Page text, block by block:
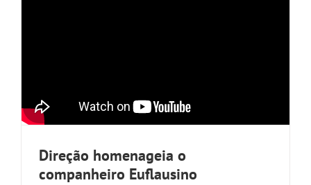
Direção homenageia o
companheiro Euflausino